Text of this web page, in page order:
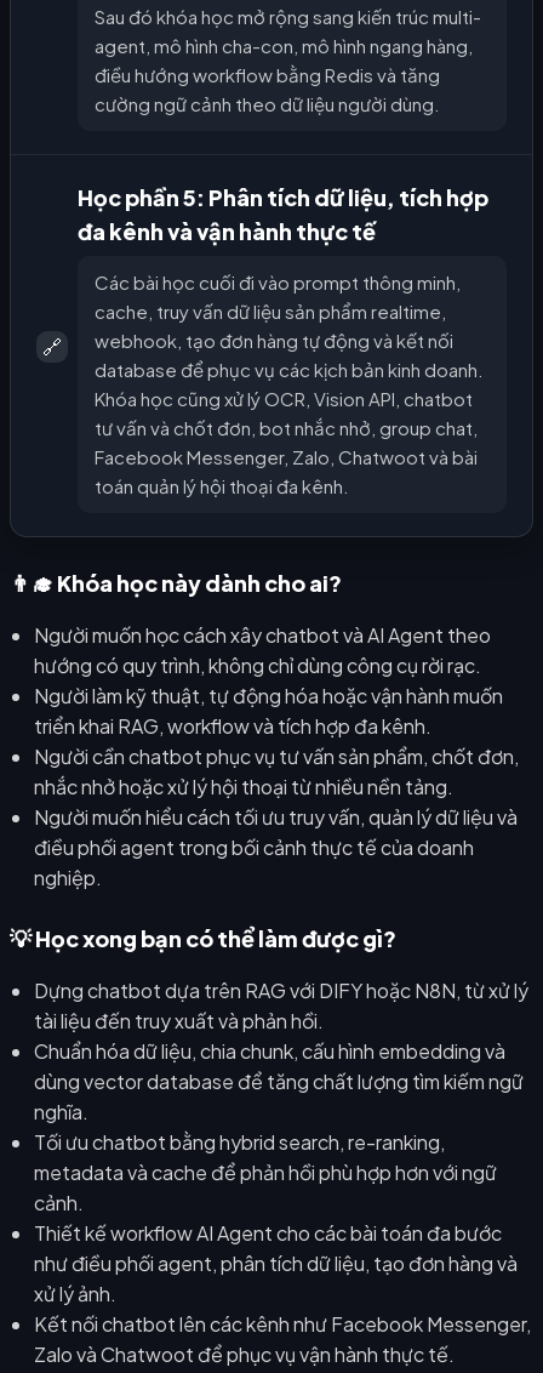
Sau đó khóa học mở rộng sang kiến trúc multi-
agent, mô hình cha-con, mô hình ngang hàng,
điều hướng workflow bằng Redis và tăng
cường ngữ cảnh theo dữ liệu người dùng.
🔗
Học phần 5: Phân tích dữ liệu, tích hợp
đa kênh và vận hành thực tế
Các bài học cuối đi vào prompt thông minh,
cache, truy vấn dữ liệu sản phẩm realtime,
webhook, tạo đơn hàng tự động và kết nối
database để phục vụ các kịch bản kinh doanh.
Khóa học cũng xử lý OCR, Vision API, chatbot
tư vấn và chốt đơn, bot nhắc nhở, group chat,
Facebook Messenger, Zalo, Chatwoot và bài
toán quản lý hội thoại đa kênh.
👨‍🎓 Khóa học này dành cho ai?
Người muốn học cách xây chatbot và AI Agent theo
hướng có quy trình, không chỉ dùng công cụ rời rạc.
Người làm kỹ thuật, tự động hóa hoặc vận hành muốn
triển khai RAG, workflow và tích hợp đa kênh.
Người cần chatbot phục vụ tư vấn sản phẩm, chốt đơn,
nhắc nhở hoặc xử lý hội thoại từ nhiều nền tảng.
Người muốn hiểu cách tối ưu truy vấn, quản lý dữ liệu và
điều phối agent trong bối cảnh thực tế của doanh
nghiệp.
💡 Học xong bạn có thể làm được gì?
Dựng chatbot dựa trên RAG với DIFY hoặc N8N, từ xử lý
tài liệu đến truy xuất và phản hồi.
Chuẩn hóa dữ liệu, chia chunk, cấu hình embedding và
dùng vector database để tăng chất lượng tìm kiếm ngữ
nghĩa.
Tối ưu chatbot bằng hybrid search, re-ranking,
metadata và cache để phản hồi phù hợp hơn với ngữ
cảnh.
Thiết kế workflow AI Agent cho các bài toán đa bước
như điều phối agent, phân tích dữ liệu, tạo đơn hàng và
xử lý ảnh.
Kết nối chatbot lên các kênh như Facebook Messenger,
Zalo và Chatwoot để phục vụ vận hành thực tế.